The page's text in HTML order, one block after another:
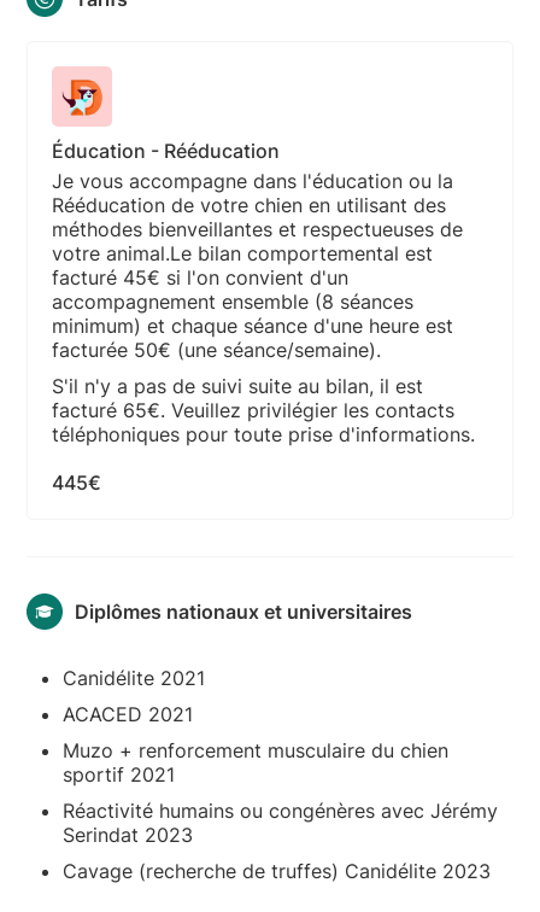
Éducation - Rééducation
Je vous accompagne dans l'éducation ou la
Rééducation de votre chien en utilisant des
méthodes bienveillantes et respectueuses de
votre animal.Le bilan comportemental est
facturé 45€ si l'on convient d'un
accompagnement ensemble (8 séances
minimum) et chaque séance d'une heure est
facturée 50€ (une séance/semaine).
S'il n'y a pas de suivi suite au bilan, il est
facturé 65€. Veuillez privilégier les contacts
téléphoniques pour toute prise d'informations.
445€
Diplômes nationaux et universitaires
Canidélite 2021
ACACED 2021
Muzo + renforcement musculaire du chien
sportif 2021
Réactivité humains ou congénères avec Jérémy
Serindat 2023
Cavage (recherche de truffes) Canidélite 2023